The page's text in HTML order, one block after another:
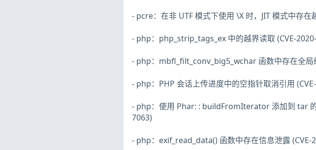
- pcre：在非 UTF 模式下使用 \X 时，JIT 模式中存在
- php：php_strip_tags_ex 中的越界读取 (CVE-
- php：mbfl_filt_conv_big5_wchar 函数中存在全局
- php：PHP 会话上传进度中的空指针取消引用
- php：使用 Phar: : buildFromIterator 添加到 tar
7063)
- php：exif_read_data() 函数中存在信息泄露 (CVE-